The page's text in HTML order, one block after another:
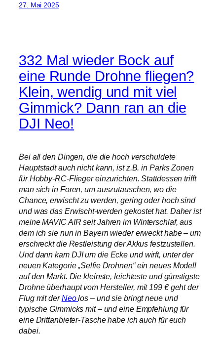
27. Mai 2025
332 Mal wieder Bock auf
eine Runde Drohne fliegen?
Klein, wendig und mit viel
Gimmick? Dann ran an die
DJI Neo!
Bei all den Dingen, die die hoch verschuldete
Hauptstadt auch nicht kann, ist z.B. in Parks Zonen
für Hobby-RC-Flieger einzurichten. Stattdessen trifft
man sich in Foren, um auszutauschen, wo die
Chance, erwischt zu werden, gering oder hoch sind
und was das Erwischt-werden gekostet hat. Daher ist
meine MAVIC AIR seit Jahren im Winterschlaf, aus
dem ich sie nun in Bayern wieder erweckt habe – um
erschreckt die Restleistung der Akkus festzustellen.
Und dann kam DJI um die Ecke und wirft, unter der
neuen Kategorie „Selfie Drohnen“ ein neues Modell
auf den Markt. Die kleinste, leichteste und günstigste
Drohne überhaupt vom Hersteller, mit 199 € geht der
Flug mit derNeolos – und sie bringt neue und
typische Gimmicks mit – und eine Empfehlung für
eine Drittanbieter-Tasche habe ich auch für euch
dabei.